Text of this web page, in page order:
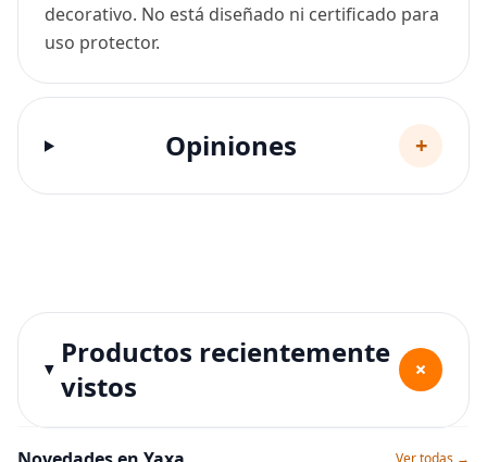
decorativo. No está diseñado ni certificado para
uso protector.
Opiniones +
Productos recientemente
vistos
+